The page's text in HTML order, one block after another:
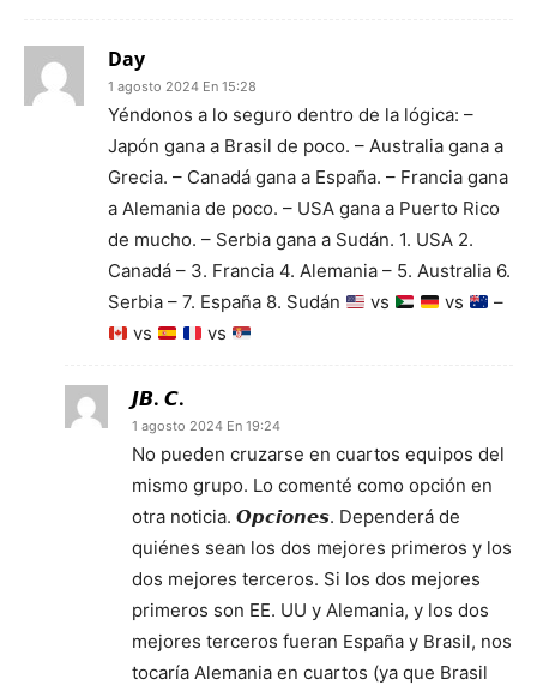
Day
1 agosto 2024 En 15:28
Yéndonos a lo seguro dentro de la lógica: –
Japón gana a Brasil de poco. – Australia gana a
Grecia. – Canadá gana a España. – Francia gana
a Alemania de poco. – USA gana a Puerto Rico
de mucho. – Serbia gana a Sudán. 1. USA 2.
Canadá – 3. Francia 4. Alemania – 5. Australia 6.
Serbia – 7. España 8. Sudán
vs vs
–
vs
vs
𝙅𝘽. 𝘾.
1 agosto 2024 En 19:24
No pueden cruzarse en cuartos equipos del
mismo grupo. Lo comenté como opción en
otra noticia. 𝙊𝙥𝙘𝙞𝙤𝙣𝙚𝙨. Dependerá de
quiénes sean los dos mejores primeros y los
dos mejores terceros. Si los dos mejores
primeros son EE. UU y Alemania, y los dos
mejores terceros fueran España y Brasil, nos
tocaría Alemania en cuartos (ya que Brasil